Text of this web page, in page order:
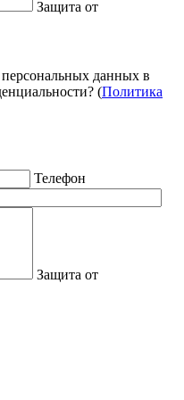
Защита от
данных в
(Политика
Телефон
Защита от